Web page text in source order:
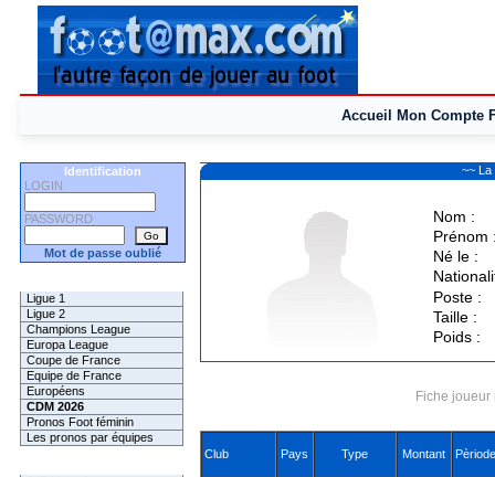
Accueil Mon Compte
Identification
LOGIN
PASSWORD
Mot de passe oublié
Ligue 1
Ligue 2
Champions League
Europa League
Coupe de France
Equipe de France
Européens
CDM 2026
Pronos Foot féminin
Les pronos par équipes
~~ La
Nom :
Prénom
Né le :
Poste :
Taille :
Poids :
Fiche
Club Pays Type Montant Pèriode